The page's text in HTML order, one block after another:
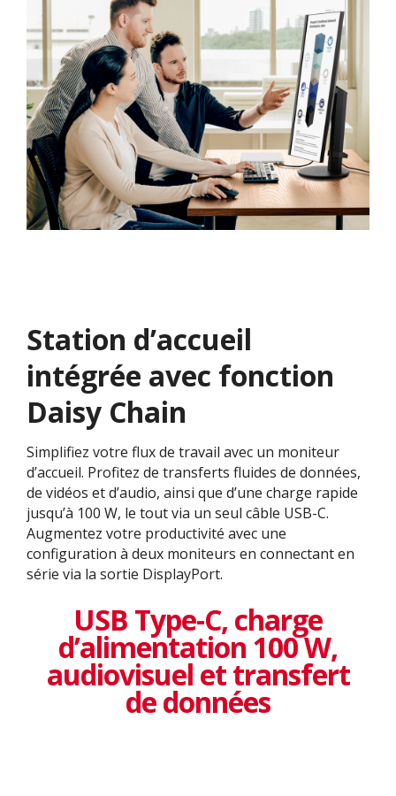
Station d’accueil
intégrée avec fonction
Daisy Chain
Simplifiez votre flux de travail avec un moniteur
d’accueil. Profitez de transferts fluides de données,
de vidéos et d’audio, ainsi que d’une charge rapide
jusqu’à 100 W, le tout via un seul câble USB-C.
Augmentez votre productivité avec une
configuration à deux moniteurs en connectant en
série via la sortie DisplayPort.
USB Type-C, charge
d’alimentation 100 W,
audiovisuel et transfert
de données